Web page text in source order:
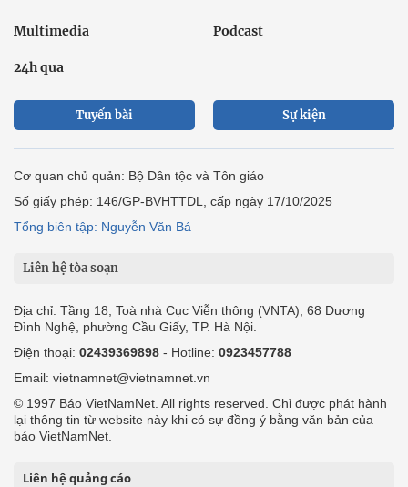
Multimedia Podcast
24h qua
Tuyến bài Sự kiện
Cơ quan chủ quản: Bộ Dân tộc và Tôn giáo
Số giấy phép: 146/GP-BVHTTDL, cấp ngày 17/10/2025
Tổng biên tập: Nguyễn Văn Bá
Liên hệ tòa soạn
Địa chỉ: Tầng 18, Toà nhà Cục Viễn thông (VNTA), 68 Dương
Đình Nghệ, phường Cầu Giấy, TP. Hà Nội.
Điện thoại: 02439369898 - Hotline: 0923457788
Email: vietnamnet@vietnamnet.vn
© 1997 Báo VietNamNet. All rights reserved. Chỉ được phát hành
lại thông tin từ website này khi có sự đồng ý bằng văn bản của
báo VietNamNet.
Liên hệ quảng cáo